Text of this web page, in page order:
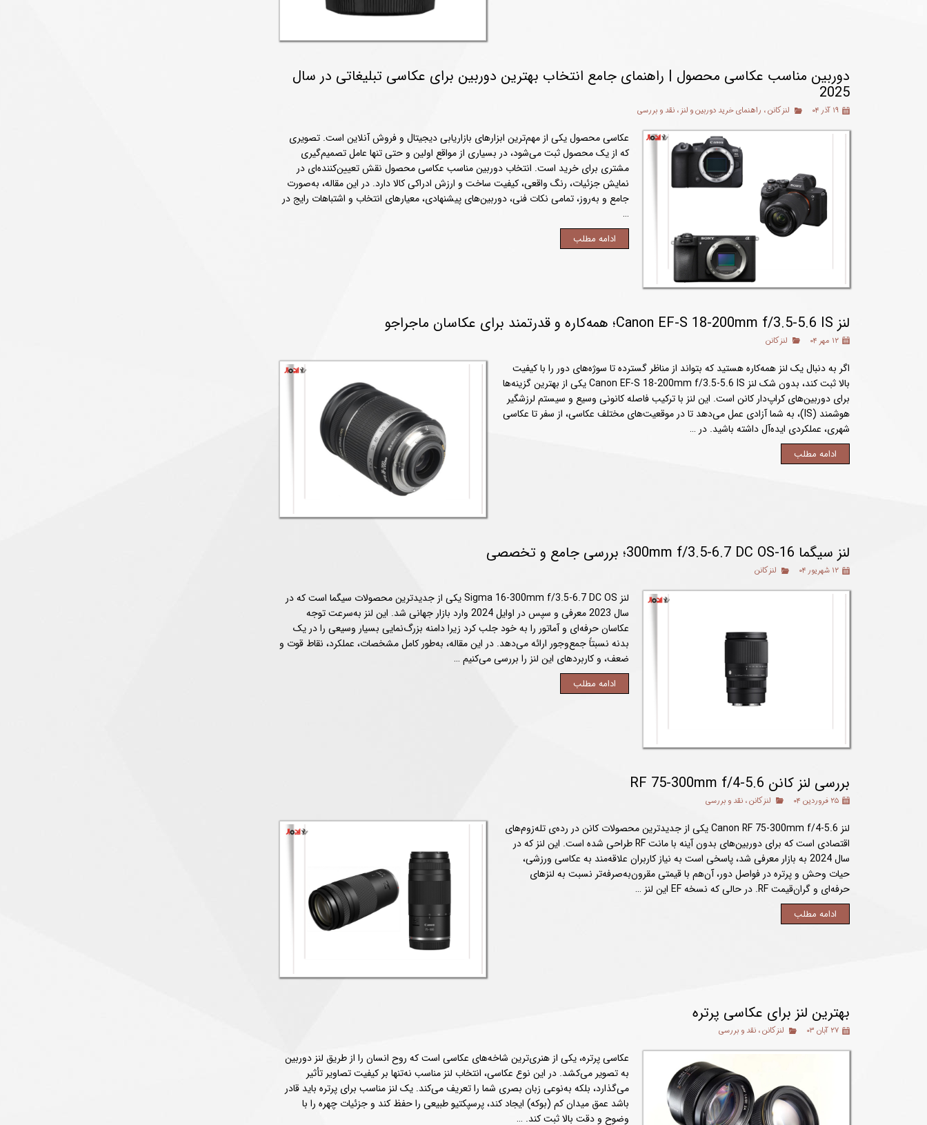
دوربین مناسب عکاسی محصول | راهنمای جامع انتخاب بهترین دوربین برای عکاسی تبلیغاتی در سال
2025
۱۹ آذر ۰۴ لنز کانن، راهنمای خرید دوربین و لنز، نقد و بررسی
عکاسی محصول یکی از مهم‌ترین ابزارهای بازاریابی دیجیتال و فروش آنلاین است. تصویری
که از یک محصول ثبت می‌شود، در بسیاری از مواقع اولین و حتی تنها عامل تصمیم‌گیری
مشتری برای خرید است. انتخاب دوربین مناسب عکاسی محصول نقش تعیین‌کننده‌ای در
نمایش جزئیات، رنگ واقعی، کیفیت ساخت و ارزش ادراکی کالا دارد. در این مقاله، به‌صورت
جامع و به‌روز، تمامی نکات فنی، دوربین‌های پیشنهادی، معیارهای انتخاب و اشتباهات رایج در
…
ادامه مطلب
لنز Canon EF-S 18-200mm f/3.5-5.6 IS؛ همه‌کاره و قدرتمند برای عکاسان ماجراجو
۱۲ مهر ۰۴ لنز کانن
اگر به دنبال یک لنز همه‌کاره هستید که بتواند از مناظر گسترده تا سوژه‌های دور را با کیفیت
بالا ثبت کند، بدون شک لنز Canon EF-S 18-200mm f/3.5-5.6 IS یکی از بهترین گزینه‌ها
برای دوربین‌های کراپ‌دار کانن است. این لنز با ترکیب فاصله کانونی وسیع و سیستم لرزشگیر
هوشمند (IS)، به شما آزادی عمل می‌دهد تا در موقعیت‌های مختلف عکاسی، از سفر تا عکاسی
شهری، عملکردی ایده‌آل داشته باشید. در …
ادامه مطلب
لنز سیگما 16-300mm f/3.5-6.7 DC OS؛ بررسی جامع و تخصصی
۱۲ شهریور ۰۴ لنز کانن
لنز Sigma 16-300mm f/3.5-6.7 DC OS یکی از جدیدترین محصولات سیگما است که در
سال 2023 معرفی و سپس در اوایل 2024 وارد بازار جهانی شد. این لنز به‌سرعت توجه
عکاسان حرفه‌ای و آماتور را به خود جلب کرد زیرا دامنه بزرگ‌نمایی بسیار وسیعی را در یک
بدنه نسبتاً جمع‌وجور ارائه می‌دهد. در این مقاله، به‌طور کامل مشخصات، عملکرد، نقاط قوت و
ضعف، و کاربردهای این لنز را بررسی می‌کنیم …
ادامه مطلب
بررسی لنز کانن RF 75-300mm f/4-5.6
۲۵ فروردین ۰۴ لنز کانن، نقد و بررسی
لنز Canon RF 75-300mm f/4-5.6 یکی از جدیدترین محصولات کانن در رده‌ی تله‌زوم‌های
اقتصادی است که برای دوربین‌های بدون آینه با مانت RF طراحی شده است. این لنز که در
سال 2024 به بازار معرفی شد، پاسخی است به نیاز کاربران علاقه‌مند به عکاسی ورزشی،
حیات وحش و پرتره در فواصل دور، آن‌هم با قیمتی مقرون‌به‌صرفه‌تر نسبت به لنزهای
حرفه‌ای و گران‌قیمت RF. در حالی که نسخه EF این لنز …
ادامه مطلب
بهترین لنز برای عکاسی پرتره
۲۷ آبان ۰۳ لنز کانن، نقد و بررسی
عکاسی پرتره، یکی از هنری‌ترین شاخه‌های عکاسی است که روح انسان را از طریق لنز دوربین
به تصویر می‌کشد. در این نوع عکاسی، انتخاب لنز مناسب نه‌تنها بر کیفیت تصاویر تأثیر
می‌گذارد، بلکه به‌نوعی زبان بصری شما را تعریف می‌کند. یک لنز مناسب برای پرتره باید قادر
باشد عمق میدان کم (بوکه) ایجاد کند، پرسپکتیو طبیعی را حفظ کند و جزئیات چهره را با
وضوح و دقت بالا ثبت کند. …